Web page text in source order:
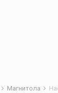
Магнитола